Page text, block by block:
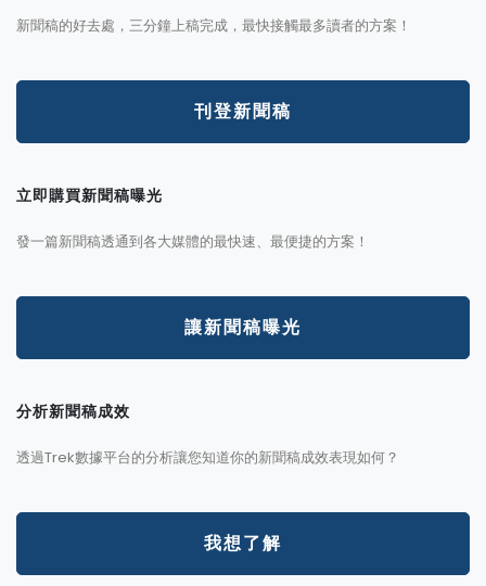
新聞稿的好去處，三分鐘上稿完成，最快接觸最多讀者的方案！
刊登新聞稿
立即購買新聞稿曝光
發一篇新聞稿透通到各大媒體的最快速、最便捷的方案！
讓新聞稿曝光
分析新聞稿成效
透過Trek數據平台的分析讓您知道你的新聞稿成效表現如何？
我想了解